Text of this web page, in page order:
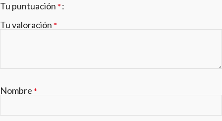
Tu puntuación *
Tu valoración *
Nombre *